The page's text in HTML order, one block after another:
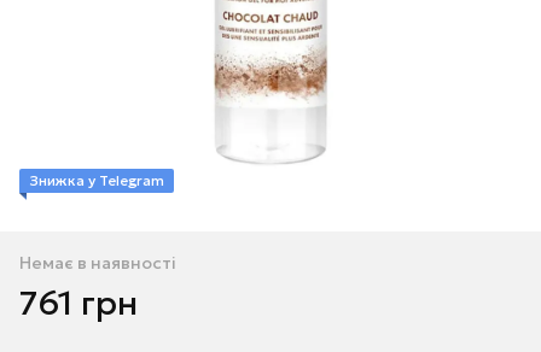
Знижка у Telegram
Немає в наявності
761 грн